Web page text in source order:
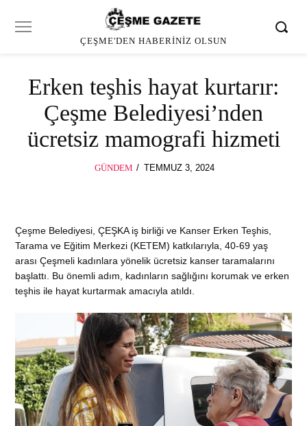
ÇEŞME'DEN HABERINIZ OLSUN
Erken teşhis hayat kurtarır:
Çeşme Belediyesi’nden
ücretsiz mamografi hizmeti
GÜNDEM
POSTED
TEMMUZ 3, 2024
Çeşme Belediyesi, ÇEŞKA iş birliği ve Kanser Erken Teşhis,
Tarama ve Eğitim Merkezi (KETEM) katkılarıyla, 40-69 yaş
arası Çeşmeli kadınlara yönelik ücretsiz kanser taramalarını
başlattı. Bu önemli adım, kadınların sağlığını korumak ve erken
teşhis ile hayat kurtarmak amacıyla atıldı.